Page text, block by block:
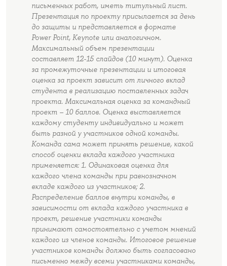
письменных работ, иметь титульный лист.
Презентация по проекту присылается за день
до защиты и представляется в формате
Power Point, Keynote или аналогичном.
Максимальный объем презентации
составляет 12-15 слайдов (10 минут). Оценка
за промежуточные презентации и итоговая
оценка за проект зависит от личного вклад
студента в реализацию поставленных задач
проекта. Максимальная оценка за командный
проект – 10 баллов. Оценка выставляется
каждому студенту индивидуально и может
быть разной у участников одной команды.
Команда сама может принять решение, какой
способ оценки вклада каждого участника
применяется: 1. Одинаковая оценка для
каждого члена команды при равнозначном
вкладе каждого из участников; 2.
Распределение баллов внутри команды, в
зависимости от вклада каждого участника в
проект, решение участники команды
принимают самостоятельно с учетом мнений
каждого из членов команды. Итоговое решение
участников команды должно быть согласовано
письменно между всеми участниками команды,